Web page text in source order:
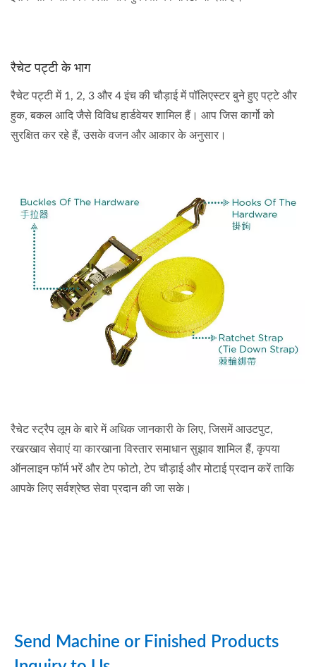
रैचेट पट्टी के भाग
रैचेट पट्टी में 1, 2, 3 और 4 इंच की चौड़ाई में पॉलिएस्टर बुने हुए पट्टे और
हुक, बकल आदि जैसे विविध हार्डवेयर शामिल हैं। आप जिस कार्गो को
सुरक्षित कर रहे हैं, उसके वजन और आकार के अनुसार।
रैचेट स्ट्रैप लूम के बारे में अधिक जानकारी के लिए, जिसमें आउटपुट,
रखरखाव सेवाएं या कारखाना विस्तार समाधान सुझाव शामिल हैं, कृपया
ऑनलाइन फॉर्म भरें और टेप फोटो, टेप चौड़ाई और मोटाई प्रदान करें ताकि
आपके लिए सर्वश्रेष्ठ सेवा प्रदान की जा सके।